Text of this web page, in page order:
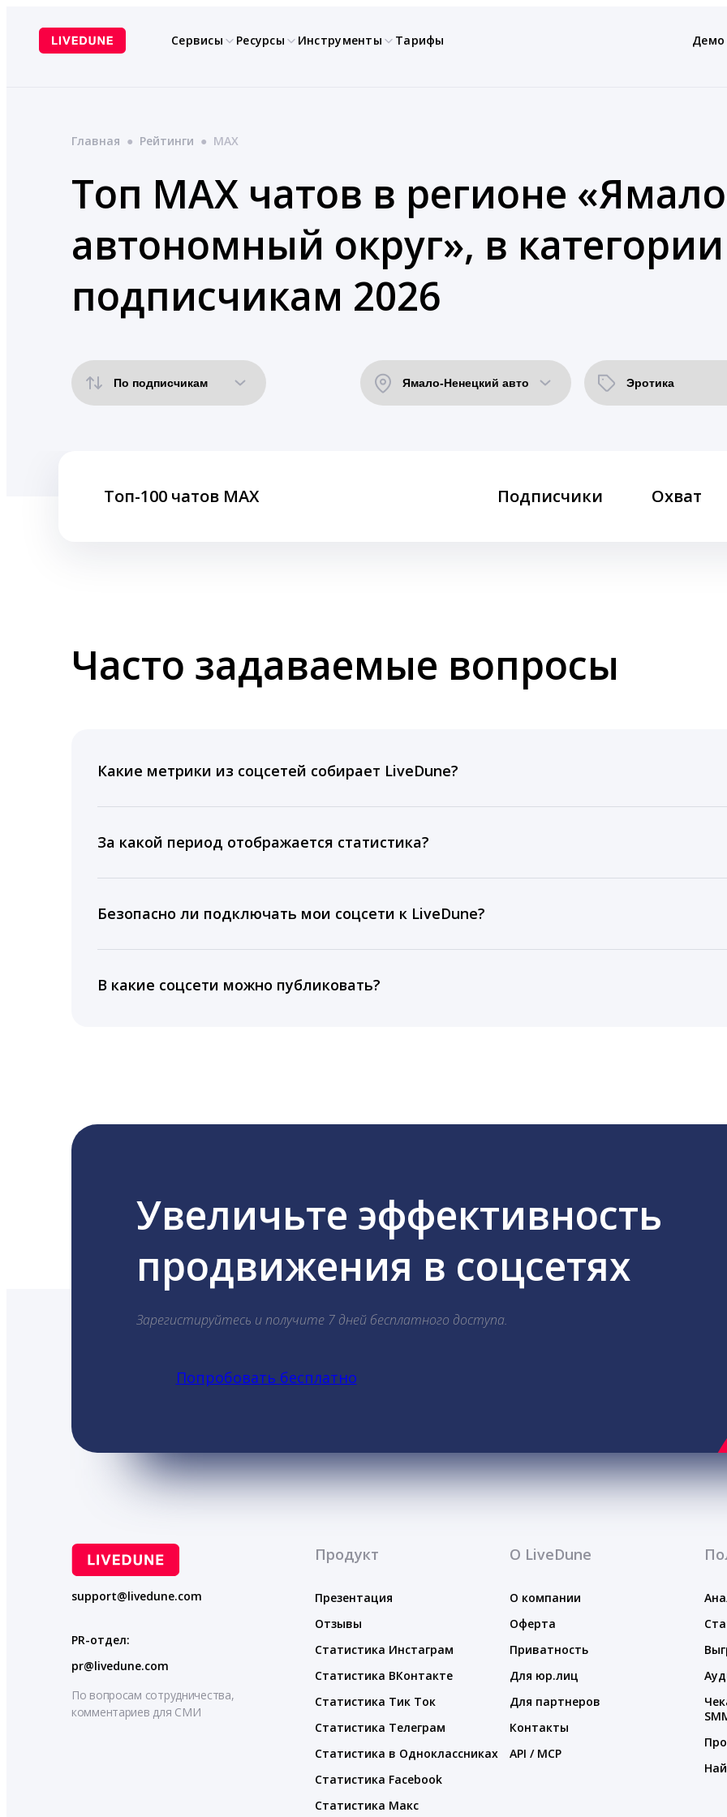
содержимому
Сервисы Ресурсы Инструменты Тарифы Демо
Главная ● Рейтинги ● MAX
Топ MAX чатов в регионе
автономный округ», в
подписчикам 2026
Топ-100 чатов MAX Подписчики Охват
Часто задаваемые вопросы
Какие метрики из соцсетей собирает LiveDune?
время для публикации, показываем лучшие посты и присылаем автоматические отчеты с
За какой период отображается статистика?
подключении тарифа Блогер. При оплате тарифа Бизнес отображаются сведения за 3 года, а
5 лет.
Безопасно ли подключать мои соцсети к LiveDune?
информацию третьим лицам.
В какие соцсети можно публиковать?
Увеличьте эффективность
продвижения в соцсетях
Зарегистируйтесь и получите 7 дней бесплатного доступа.
Попробовать бесплатно
support@livedune.com
PR-отдел:
pr@livedune.com
По вопросам сотрудничества,
комментариев для СМИ
Продукт
Презентация
Отзывы
Статистика Инстаграм
Статистика ВКонтакте
Статистика Тик Ток
Статистика Телеграм
Статистика в Одноклассниках
Статистика Facebook
Статистика Макс
О LiveDune
О компании
Оферта
Приватность
Для юр.лиц
Для партнеров
Контакты
API / MCP